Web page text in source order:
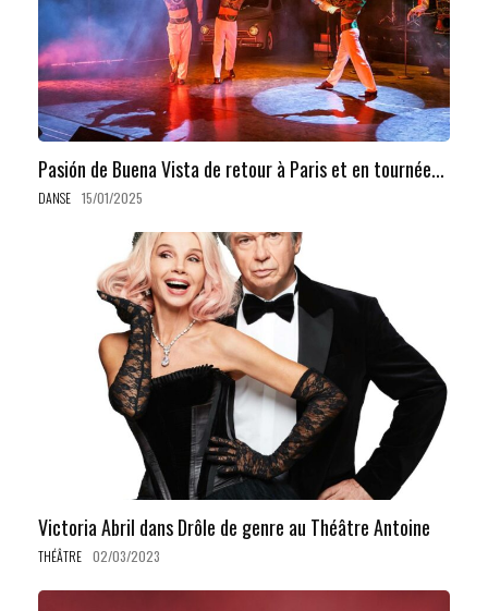
Pasión de Buena Vista de retour à Paris et en tournée...
DANSE 15/01/2025
Victoria Abril dans Drôle de genre au Théâtre Antoine
THÉÂTRE 02/03/2023